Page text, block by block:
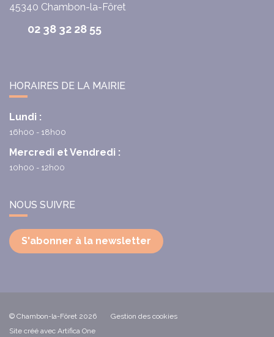
45340 Chambon-la-Fôret
02 38 32 28 55
HORAIRES DE LA MAIRIE
Lundi :
16h00 - 18h00
Mercredi et Vendredi :
10h00 - 12h00
NOUS SUIVRE
S'abonner à la newsletter
© Chambon-la-Fôret 2026
Gestion des cookies
Site créé avec Artifica One